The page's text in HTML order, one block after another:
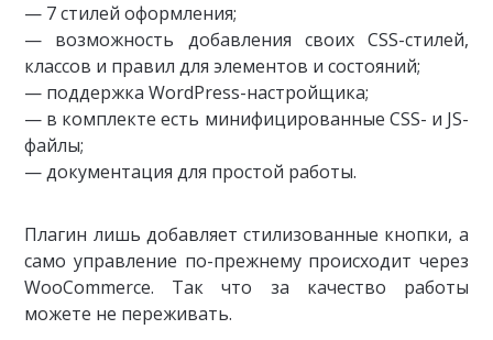
— 7 стилей оформления;
— возможность добавления своих CSS-стилей,
классов и правил для элементов и состояний;
— поддержка WordPress-настройщика;
— в комплекте есть минифицированные CSS- и JS-
файлы;
— документация для простой работы.
Плагин лишь добавляет стилизованные кнопки, а
само управление по-прежнему происходит через
WooCommerce. Так что за качество работы
можете не переживать.